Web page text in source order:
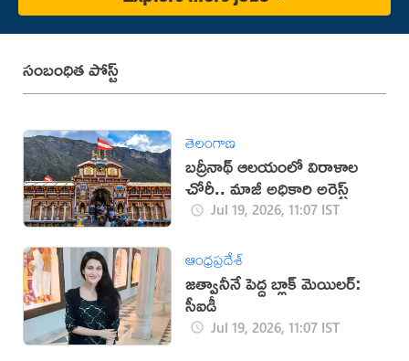
సంబంధిత పోస్ట్
తెలంగాణ
బద్రీనాథ్ ఆలయంలో విరాళాల
చోరీ.. మాజీ అధికారి అరెస్ట్
Jul 19, 2026, 11:07 IST
ఆంధ్రప్రదేశ్
జత్వానీనే పెద్ద బ్లాక్ మెయిలర్:
సీఐడీ
Jul 19, 2026, 11:07 IST